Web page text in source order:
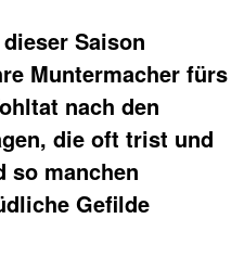
Saison
Muntermacher fürs
nach den
die oft trist und
so manchen
Gefilde